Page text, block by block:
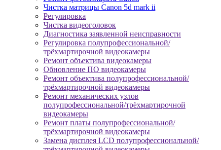
Чистка матрицы Canon 5d mark ii
Регулировка
Чистка видеоголовок
Диагностика заявленной неисправности
Регулировка полупрофессиональной/
трёхмартирочной видеокамеры
Ремонт объектива видеокамеры
Обновление ПО видеокамеры
Ремонт объектива полупрофессиональной/
трёхмартирочной видеокамеры
Ремонт механических узлов
полупрофессиональной/трёхмартирочной
видеокамеры
Ремонт платы полупрофессиональной/
трёхмартирочной видеокамеры
Замена дисплея LCD полупрофессиональной/